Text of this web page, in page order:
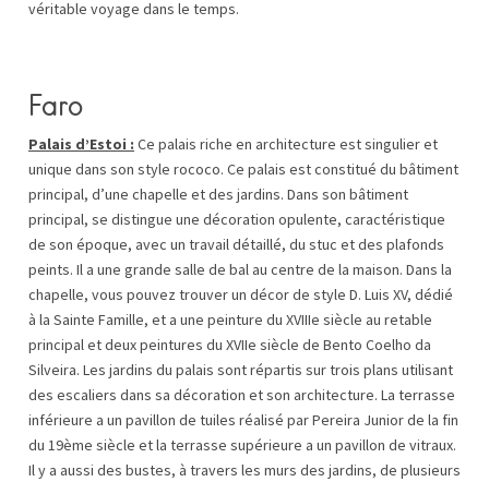
véritable voyage dans le temps.
Faro
Palais d’Estoi : Ce palais riche en architecture est singulier et
unique dans son style rococo. Ce palais est constitué du bâtiment
principal, d’une chapelle et des jardins. Dans son bâtiment
principal, se distingue une décoration opulente, caractéristique
de son époque, avec un travail détaillé, du stuc et des plafonds
peints. Il a une grande salle de bal au centre de la maison. Dans la
chapelle, vous pouvez trouver un décor de style D. Luis XV, dédié
à la Sainte Famille, et a une peinture du XVIIIe siècle au retable
principal et deux peintures du XVIIe siècle de Bento Coelho da
Silveira. Les jardins du palais sont répartis sur trois plans utilisant
des escaliers dans sa décoration et son architecture. La terrasse
inférieure a un pavillon de tuiles réalisé par Pereira Junior de la fin
du 19ème siècle et la terrasse supérieure a un pavillon de vitraux.
Il y a aussi des bustes, à travers les murs des jardins, de plusieurs